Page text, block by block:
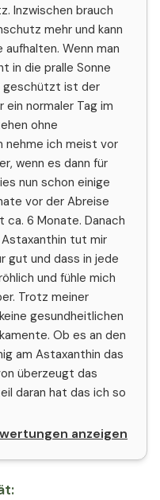
Inzwischen brauch
mehr und kann
aufhalten. Wenn man
in die pralle Sonne
geschützt ist der
normaler Tag im
ohne
nehme ich meist vor
wenn es dann für
nun schon einige
vor der Abreise
ca. 6 Monate. Danach
Astaxanthin tut mir
gut und dass in jede
und fühle mich
Trotz meiner
gesundheitlichen
Ob es an den
am Astaxanthin das
überzeugt das
daran hat das ich so
anzeigen